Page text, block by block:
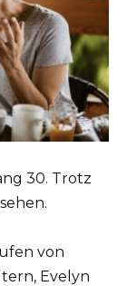
30. Trotz
von
Evelyn